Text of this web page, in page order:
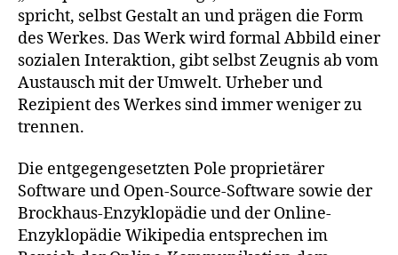
spricht, selbst Gestalt an und prägen die Form
des Werkes. Das Werk wird formal Abbild einer
sozialen Interaktion, gibt selbst Zeugnis ab vom
Austausch mit der Umwelt. Urheber und
Rezipient des Werkes sind immer weniger zu
trennen.
Die entgegengesetzten Pole proprietärer
Software und Open-Source-Software sowie der
Brockhaus-Enzyklopädie und der Online-
Enzyklopädie Wikipedia entsprechen im